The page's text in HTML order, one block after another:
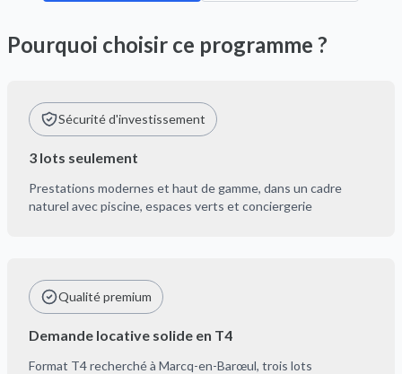
Pourquoi choisir ce programme ?
Sécurité d'investissement
3 lots seulement
Prestations modernes et haut de gamme, dans un cadre
naturel avec piscine, espaces verts et conciergerie
Qualité premium
Demande locative solide en T4
Format T4 recherché à Marcq-en-Barœul, trois lots